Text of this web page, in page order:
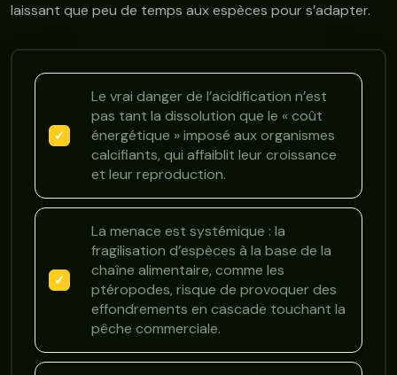
laissant que peu de temps aux espèces pour s’adapter.
Le vrai danger de l’acidification n’est
pas tant la dissolution que le « coût
énergétique » imposé aux organismes
calcifiants, qui affaiblit leur croissance
et leur reproduction.
La menace est systémique : la
fragilisation d’espèces à la base de la
chaîne alimentaire, comme les
ptéropodes, risque de provoquer des
effondrements en cascade touchant la
pêche commerciale.